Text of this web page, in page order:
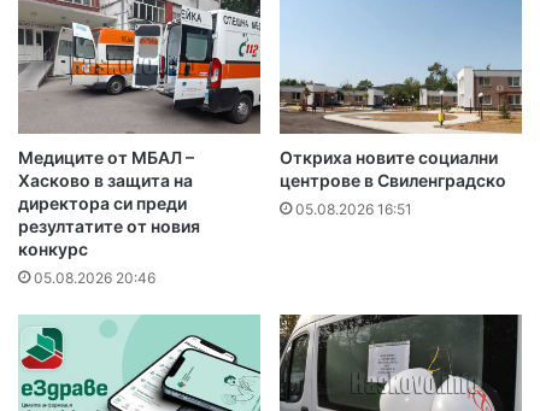
Медиците от МБАЛ –
Хасково в защита на
директора си преди
резултатите от новия
конкурс
05.08.2026 20:46
Откриха новите социални
центрове в Свиленградско
05.08.2026 16:51